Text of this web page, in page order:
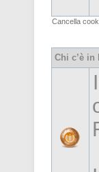
Cancella
Chi c’è in